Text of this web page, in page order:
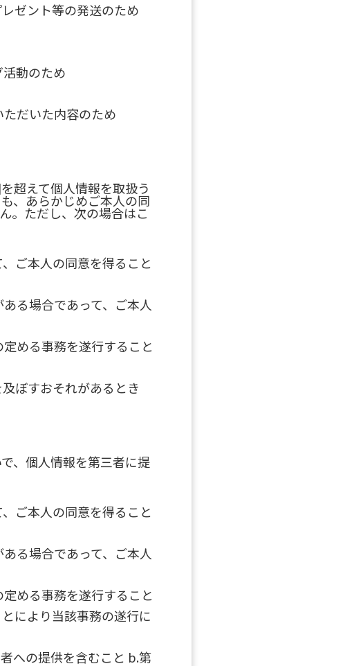
ゼント等の発送のため
動のため
だいた内容のため
超えて個人情報を取扱う
、あらかじめご本人の同
。ただし、次の場合はこ
ご本人の同意を得ること
る場合であって、ご本人
める事務を遂行すること
ぼすおそれがあるとき
、個人情報を第三者に提
ご本人の同意を得ること
る場合であって、ご本人
める事務を遂行すること
により当該事務の遂行に
への提供を含むこと b.第